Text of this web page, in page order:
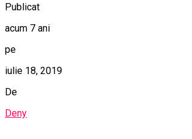
Publicat
acum 7 ani
pe
iulie 18, 2019
De
Deny